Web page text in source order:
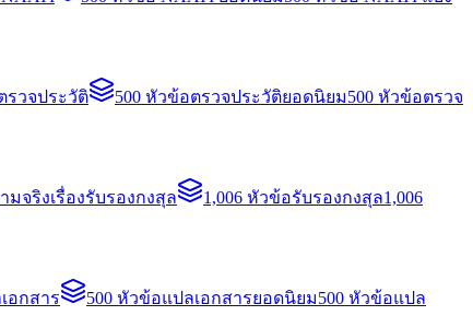
รวจประวัติ 500 หัวข้อตรวจประวัติยอดนิยม500 หัวข้อตรวจ
มจริงเรื่องรับรองกงสุล 1,006 หัวข้อรับรองกงสุล1,006
อกสาร 500 หัวข้อแปลเอกสารยอดนิยม500 หัวข้อแปล